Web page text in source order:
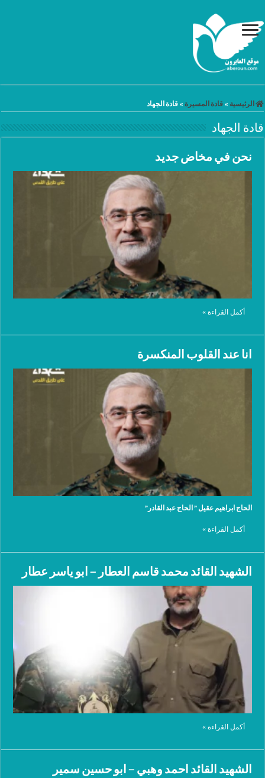
الرئيسية » قادة المسيرة » قادة الجهاد
قادة الجهاد
نحن في مخاض جديد
أكمل القراءة »
انا عند القلوب المنكسرة
الحاج ابراهيم عقيل ” الحاج عبد القادر”
أكمل القراءة »
الشهيد القائد محمد قاسم العطار – ابو ياسر عطار
أكمل القراءة »
الشهيد القائد احمد وهبي – ابو حسين سمير